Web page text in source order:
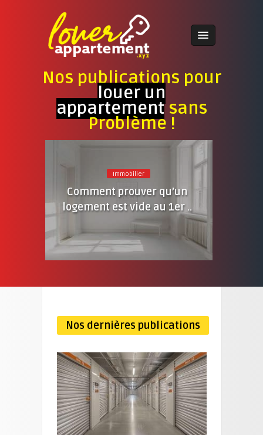
Nos publications pour
louer un
appartementsans
Problème !
Immobilier
Comment prouver qu’un
logement est vide au 1er ..
Nos dernières publications